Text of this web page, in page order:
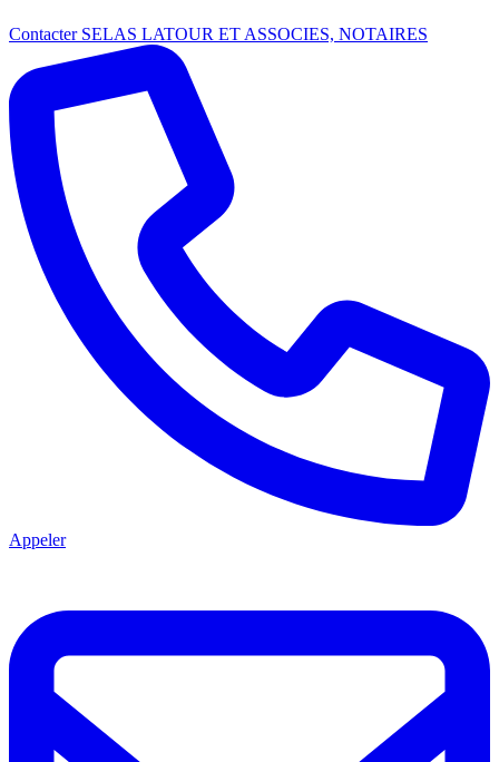
Contacter SELAS LATOUR ET ASSOCIES, NOTAIRES
Appeler